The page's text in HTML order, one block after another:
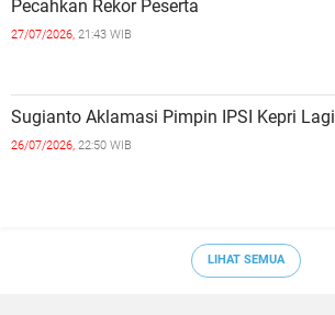
Pecahkan Rekor Peserta
27/07/2026, 21:43 WIB
Sugianto Aklamasi Pimpin IPSI Kepri Lagi
26/07/2026, 22:50 WIB
LIHAT SEMUA